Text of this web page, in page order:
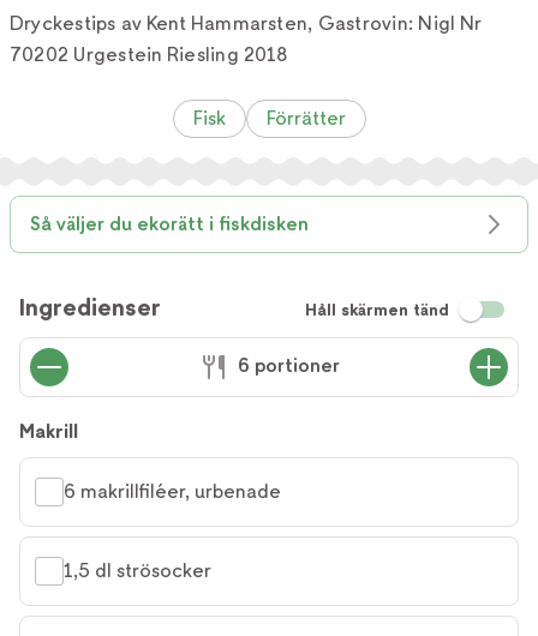
Dryckestips av Kent Hammarsten, Gastrovin: Nigl Nr
70202 Urgestein Riesling 2018
Fisk Förrätter
Så väljer du ekorätt i fiskdisken
Ingredienser Håll skärmen tänd
6 portioner
Makrill
6 makrillfiléer, urbenade
1,5 dl strösocker